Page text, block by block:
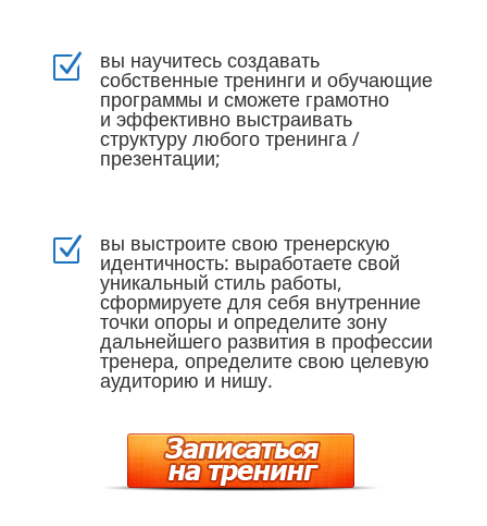
Z вы научитесь создавать
собственные тренинги и обучающие
программы и сможете грамотно
и эффективно выстраивать
структуру любого тренинга /
презентации;
Z вы выстроите свою тренерскую
идентичность: выработаете свой
уникальный стиль работы,
сформируете для себя внутренние
точки опоры и определите зону
дальнейшего развития в профессии
тренера, определите свою целевую
аудиторию и нишу.